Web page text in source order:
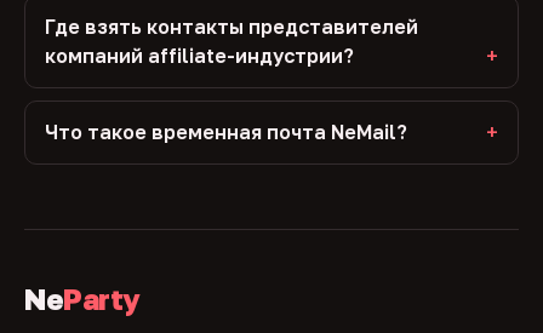
Где взять контакты представителей
компаний affiliate-индустрии?
Что такое временная почта NeMail?
NeParty